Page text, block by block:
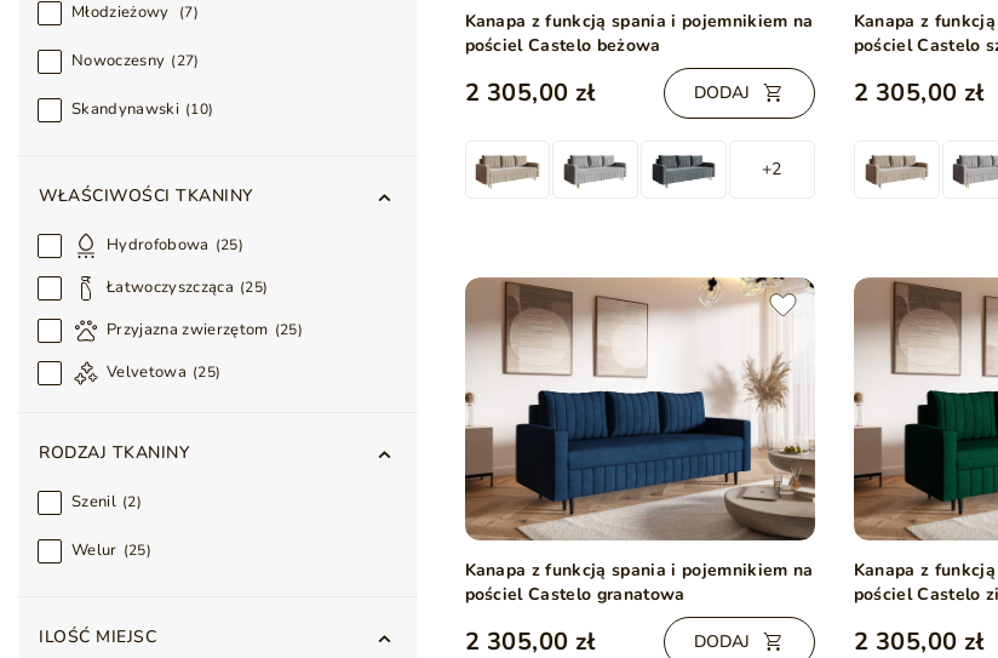
Młodzieżowy 7
Nowoczesny 27
Skandynawski 10
WŁAŚCIWOŚCI TKANINY
Hydrofobowa 25
Łatwoczyszcząca 25
Przyjazna zwierzętom 25
Velvetowa 25
RODZAJ TKANINY
Szenil 2
Welur 25
ILOŚĆ MIEJSC
Kanapa z funkcją spania i pojemnikiem na
pościel Castelo beżowa
2 305,00 zł DODAJ
+2
Kanapa z
pościel Castelo
2 305,00 zł
Kanapa z funkcją spania i pojemnikiem na
pościel Castelo granatowa
2 305,00 zł DODAJ
Kanapa z
pościel Castelo
2 305,00 zł